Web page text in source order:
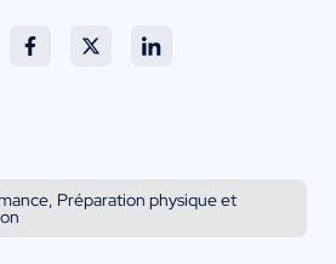
Préparation physique et